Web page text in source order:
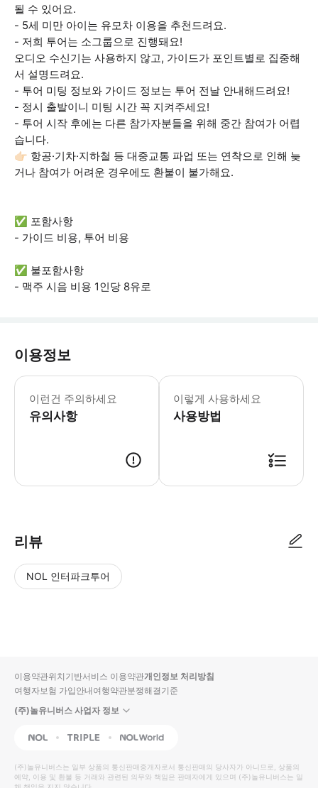
될 수 있어요.
- 5세 미만 아이는 유모차 이용을 추천드려요.
- 저희 투어는 소그룹으로 진행돼요!
오디오 수신기는 사용하지 않고, 가이드가 포인트별로 집중해
서 설명드려요.
- 투어 미팅 정보와 가이드 정보는 투어 전날 안내해드려요!
- 정시 출발이니 미팅 시간 꼭 지켜주세요!
- 투어 시작 후에는 다른 참가자분들을 위해 중간 참여가 어렵
습니다.
👉🏻 항공·기차·지하철 등 대중교통 파업 또는 연착으로 인해 늦
거나 참여가 어려운 경우에도 환불이 불가해요.
✅ 포함사항
- 가이드 비용, 투어 비용
✅ 불포함사항
- 맥주 시음 비용 1인당 8유로
이용정보
이런건 주의하세요
유의사항
☝️ 꼭 알아두세요 - 최소 모객 인원은 4
이렇게 사용하세요
사용방법
리뷰
NOL 인터파크투어
입니
다.
높
은
동
영
순
상
이용약관위치기반서비스 이용약관개인정보 처리방침
여행자보험 가입안내여행약관분쟁해결기준
(주)놀유니버스 사업자 정보
NOL Triple Interpark Global
(주)놀유니버스는 일부 상품의 통신판매중개자로서 통신판매의 당사자가 아니므로, 상품의
예약, 이용 및 환불 등 거래와 관련된 의무와 책임은 판매자에게 있으며 (주)놀유니버스는 일